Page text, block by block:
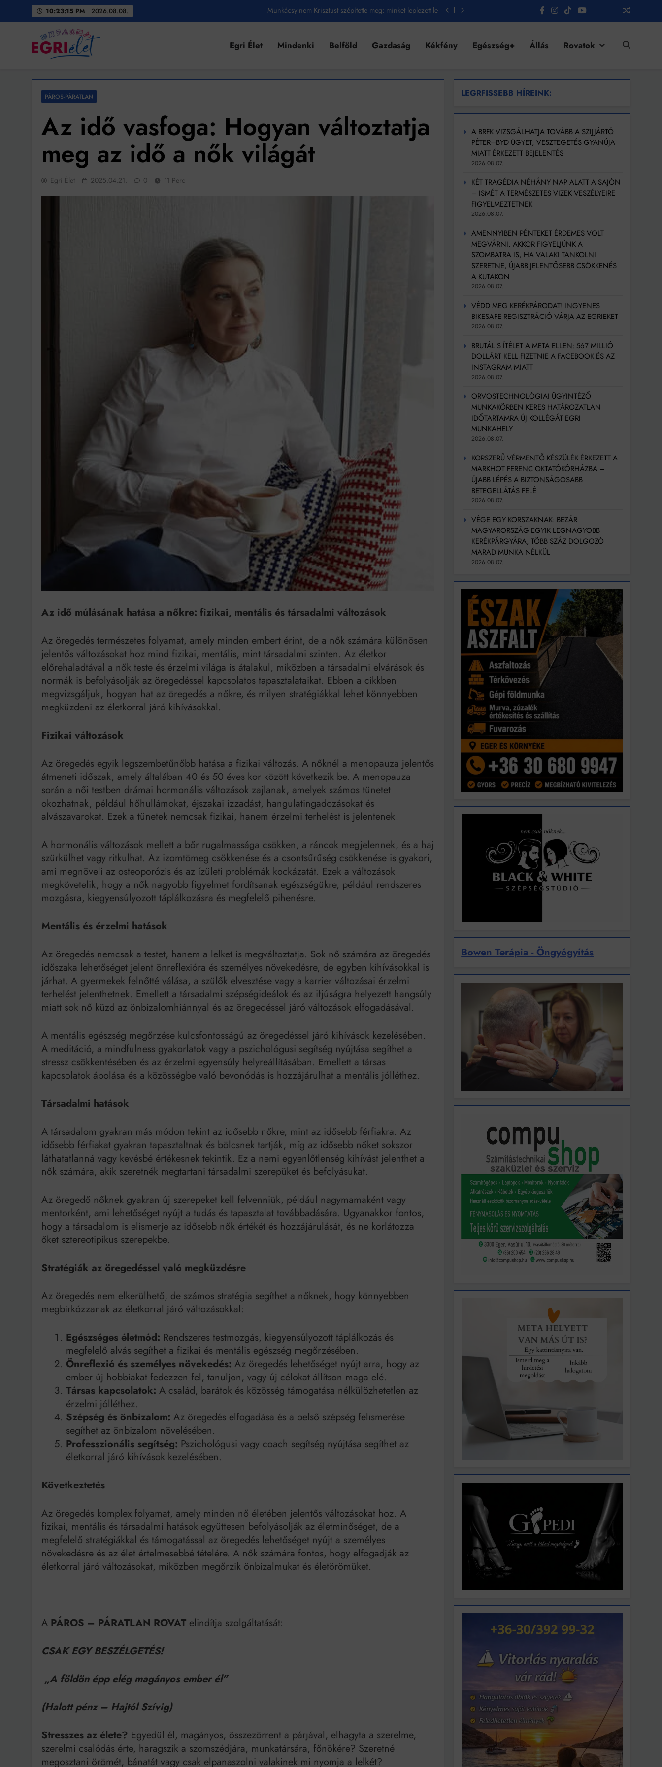
10:23:17 PM 2026.08.08.
Munkácsy nem Krisztust szépítette meg: minket leplezett le
Amikor a Tetris boldogabbá tesz, mint a szerelem
Az öregség nem csak ránc?
Az ördög még mindig Pradát visel. De te miért öltözöl hozzá?
Mindenki a világot akarja uralni – de nem csak a 80-as években
Ingatlanpiaci szakértők szerint akár 5 százalékkal is nőhetnek a bérleti díjak a ponthatárhirdetés
Az ördög még mindig Pradát visel. De te miért öltözöl hozzá?
Móricz Zsigmond: falusi író vagy boncmester?
Mindenki a világot akarja uralni – de nem csak a 80-as években
Bitumenes lapostetők: a bevált technológia akkor működik, ha jól van felújítva
Egri Élet
Egri Élet Mindenki Belföld Gazdaság Kékfény Egészség+ Állás Rovatok
PÁROS-PÁRATLAN
Az idő vasfoga: Hogyan változtatja
meg az idő a nők világát
Egri Élet 2025.04.21. 0 11 Perc
Az idő múlásának hatása a nőkre: fizikai, mentális és társadalmi változások
Az öregedés természetes folyamat, amely minden embert érint, de a nők számára különösen
jelentős változásokat hoz mind fizikai, mentális, mint társadalmi szinten. Az életkor
előrehaladtával a nők teste és érzelmi világa is átalakul, miközben a társadalmi elvárások és
normák is befolyásolják az öregedéssel kapcsolatos tapasztalataikat. Ebben a cikkben
megvizsgáljuk, hogyan hat az öregedés a nőkre, és milyen stratégiákkal lehet könnyebben
megküzdeni az életkorral járó kihívásokkal.
Fizikai változások
Az öregedés egyik legszembetűnőbb hatása a fizikai változás. A nőknél a menopauza jelentős
átmeneti időszak, amely általában 40 és 50 éves kor között következik be. A menopauza
során a női testben drámai hormonális változások zajlanak, amelyek számos tünetet
okozhatnak, például hőhullámokat, éjszakai izzadást, hangulatingadozásokat és
alvászavarokat. Ezek a tünetek nemcsak fizikai, hanem érzelmi terhelést is jelentenek.
A hormonális változások mellett a bőr rugalmassága csökken, a ráncok megjelennek, és a haj
szürkülhet vagy ritkulhat. Az izomtömeg csökkenése és a csontsűrűség csökkenése is gyakori,
ami megnöveli az osteoporózis és az ízületi problémák kockázatát. Ezek a változások
megkövetelik, hogy a nők nagyobb figyelmet fordítsanak egészségükre, például rendszeres
mozgásra, kiegyensúlyozott táplálkozásra és megfelelő pihenésre.
Mentális és érzelmi hatások
Az öregedés nemcsak a testet, hanem a lelket is megváltoztatja. Sok nő számára az öregedés
időszaka lehetőséget jelent önreflexióra és személyes növekedésre, de egyben kihívásokkal is
járhat. A gyermekek felnőtté válása, a szülők elvesztése vagy a karrier változásai érzelmi
terhelést jelenthetnek. Emellett a társadalmi szépségideálok és az ifjúságra helyezett hangsúly
miatt sok nő küzd az önbizalomhiánnyal és az öregedéssel járó változások elfogadásával.
A mentális egészség megőrzése kulcsfontosságú az öregedéssel járó kihívások kezelésében.
A meditáció, a mindfulness gyakorlatok vagy a pszichológusi segítség nyújtása segíthet a
stressz csökkentésében és az érzelmi egyensúly helyreállításában. Emellett a társas
kapcsolatok ápolása és a közösségbe való bevonódás is hozzájárulhat a mentális jólléthez.
Társadalmi hatások
A társadalom gyakran más módon tekint az idősebb nőkre, mint az idősebb férfiakra. Az
idősebb férfiakat gyakran tapasztaltnak és bölcsnek tartják, míg az idősebb nőket sokszor
láthatatlanná vagy kevésbé értékesnek tekintik. Ez a nemi egyenlőtlenség kihívást jelenthet a
nők számára, akik szeretnék megtartani társadalmi szerepüket és befolyásukat.
Az öregedő nőknek gyakran új szerepeket kell felvenniük, például nagymamaként vagy
mentorként, ami lehetőséget nyújt a tudás és tapasztalat továbbadására. Ugyanakkor fontos,
hogy a társadalom is elismerje az idősebb nők értékét és hozzájárulását, és ne korlátozza
őket sztereotipikus szerepekbe.
Stratégiák az öregedéssel való megküzdésre
Az öregedés nem elkerülhető, de számos stratégia segíthet a nőknek, hogy könnyebben
megbirkózzanak az életkorral járó változásokkal:
Egészséges életmód: Rendszeres testmozgás, kiegyensúlyozott táplálkozás és
megfelelő alvás segíthet a fizikai és mentális egészség megőrzésében.
Önreflexió és személyes növekedés: Az öregedés lehetőséget nyújt arra, hogy az
ember új hobbiakat fedezzen fel, tanuljon, vagy új célokat állítson maga elé.
Társas kapcsolatok: A család, barátok és közösség támogatása nélkülözhetetlen az
érzelmi jólléthez.
Szépség és önbizalom: Az öregedés elfogadása és a belső szépség felismerése
segíthet az önbizalom növelésében.
Professzionális segítség: Pszichológusi vagy coach segítség nyújtása segíthet az
életkorral járó kihívások kezelésében.
Következtetés
Az öregedés komplex folyamat, amely minden nő életében jelentős változásokat hoz. A
fizikai, mentális és társadalmi hatások együttesen befolyásolják az életminőséget, de a
megfelelő stratégiákkal és támogatással az öregedés lehetőséget nyújt a személyes
növekedésre és az élet értelmesebbé tételére. A nők számára fontos, hogy elfogadják az
életkorral járó változásokat, miközben megőrzik önbizalmukat és életörömüket.
A PÁROS – PÁRATLAN ROVAT elindítja szolgáltatását:
CSAK EGY BESZÉLGETÉS!
„A földön épp elég magányos ember él”
(Halott pénz – Hajtól Szívig)
Stresszes az élete? Egyedül él, magányos, összezörrent a párjával, elhagyta a szerelme,
szerelmi csalódás érte, haragszik a szomszédjára, munkatársára, főnökére? Szeretné
megosztani örömét, bánatát vagy csak elpanaszolni valakinek mi nyomja a lelkét?
LEGRFISSEBB HÍREINK:
A BRFK VIZSGÁLHATJA TOVÁBB A SZIJJÁRTÓ
PÉTER–BYD ÜGYET, VESZTEGETÉS GYANÚJA
MIATT ÉRKEZETT BEJELENTÉS
2026.08.07.
KÉT TRAGÉDIA NÉHÁNY NAP ALATT A SAJÓN
– ISMÉT A TERMÉSZETES VIZEK VESZÉLYEIRE
FIGYELMEZTETNEK
2026.08.07.
AMENNYIBEN PÉNTEKET ÉRDEMES VOLT
MEGVÁRNI, AKKOR FIGYELJÜNK A
SZOMBATRA IS, HA VALAKI TANKOLNI
SZERETNE, ÚJABB JELENTŐSEBB CSÖKKENÉS
A KUTAKON
2026.08.07.
VÉDD MEG KERÉKPÁRODAT! INGYENES
BIKESAFE REGISZTRÁCIÓ VÁRJA AZ EGRIEKET
2026.08.07.
BRUTÁLIS ÍTÉLET A META ELLEN: 567 MILLIÓ
DOLLÁRT KELL FIZETNIE A FACEBOOK ÉS AZ
INSTAGRAM MIATT
2026.08.07.
ORVOSTECHNOLÓGIAI ÜGYINTÉZŐ
MUNKAKÖRBEN KERES HATÁROZATLAN
IDŐTARTAMRA ÚJ KOLLÉGÁT EGRI
MUNKAHELY
2026.08.07.
KORSZERŰ VÉRMENTŐ KÉSZÜLÉK ÉRKEZETT A
MARKHOT FERENC OKTATÓKÓRHÁZBA –
ÚJABB LÉPÉS A BIZTONSÁGOSABB
BETEGELLÁTÁS FELÉ
2026.08.07.
VÉGE EGY KORSZAKNAK: BEZÁR
MAGYARORSZÁG EGYIK LEGNAGYOBB
KERÉKPÁRGYÁRA, TÖBB SZÁZ DOLGOZÓ
MARAD MUNKA NÉLKÜL
2026.08.07.
Bowen Terápia - Öngyógyítás